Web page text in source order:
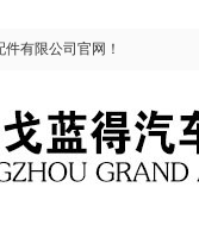
有限公司官网！